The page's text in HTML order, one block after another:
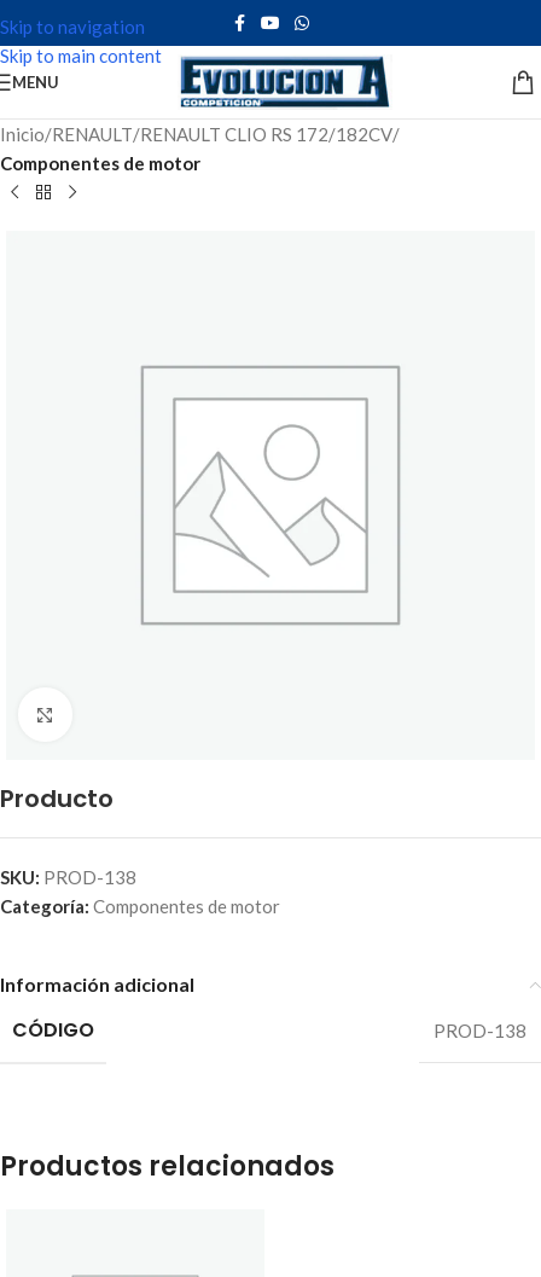
Skip to navigation
Skip to main content
MENU
Inicio RENAULT RENAULT CLIO RS 172/182CV
Componentes de motor
Producto
SKU: PROD-138
Categoría: Componentes de motor
Información adicional
CÓDIGO PROD-138
Productos relacionados